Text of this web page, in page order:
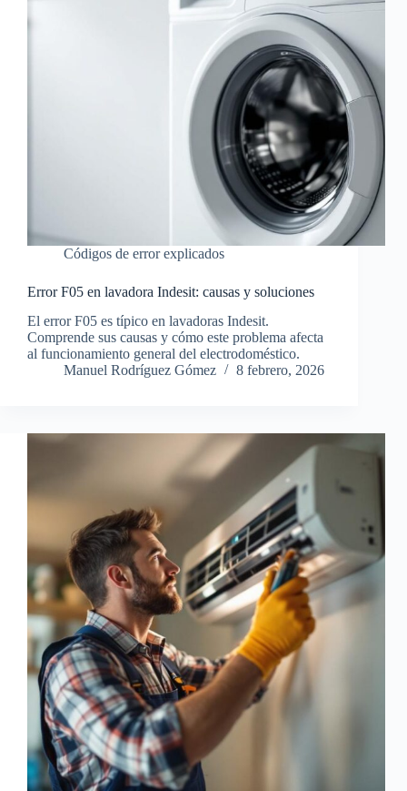
Códigos de error explicados
Error F05 en lavadora Indesit: causas y soluciones
El error F05 es típico en lavadoras Indesit.
Comprende sus causas y cómo este problema afecta
al funcionamiento general del electrodoméstico.
Manuel Rodríguez Gómez
8 febrero, 2026